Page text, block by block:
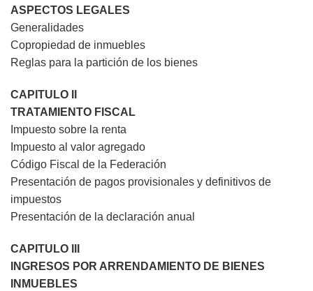
ASPECTOS LEGALES
Generalidades
Copropiedad de inmuebles
Reglas para la partición de los bienes
CAPITULO II
TRATAMIENTO FISCAL
Impuesto sobre la renta
Impuesto al valor agregado
Código Fiscal de la Federación
Presentación de pagos provisionales y definitivos de
impuestos
Presentación de la declaración anual
CAPITULO III
INGRESOS POR ARRENDAMIENTO DE BIENES
INMUEBLES